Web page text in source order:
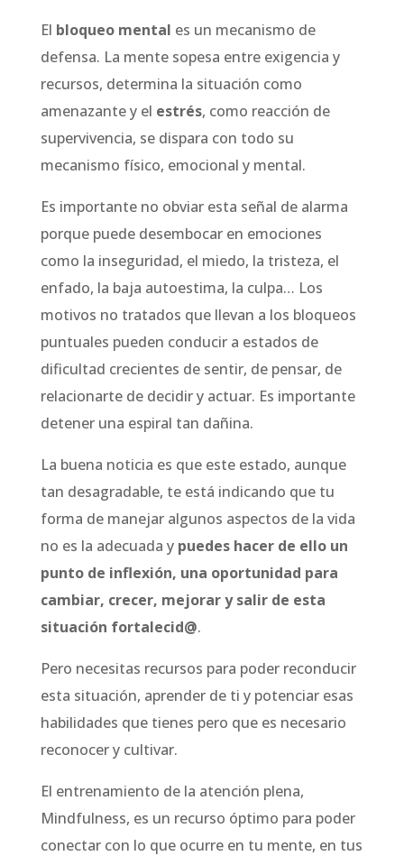
El bloqueo mental es un mecanismo de
defensa. La mente sopesa entre exigencia y
recursos, determina la situación como
amenazante y el estrés, como reacción de
supervivencia, se dispara con todo su
mecanismo físico, emocional y mental.
Es importante no obviar esta señal de alarma
porque puede desembocar en emociones
como la inseguridad, el miedo, la tristeza, el
enfado, la baja autoestima, la culpa… Los
motivos no tratados que llevan a los bloqueos
puntuales pueden conducir a estados de
dificultad crecientes de sentir, de pensar, de
relacionarte de decidir y actuar. Es importante
detener una espiral tan dañina.
La buena noticia es que este estado, aunque
tan desagradable, te está indicando que tu
forma de manejar algunos aspectos de la vida
no es la adecuada y puedes hacer de ello un
punto de inflexión, una oportunidad para
cambiar, crecer, mejorar y salir de esta
situación fortalecid@.
Pero necesitas recursos para poder reconducir
esta situación, aprender de ti y potenciar esas
habilidades que tienes pero que es necesario
reconocer y cultivar.
El entrenamiento de la atención plena,
Mindfulness, es un recurso óptimo para poder
conectar con lo que ocurre en tu mente, en tus